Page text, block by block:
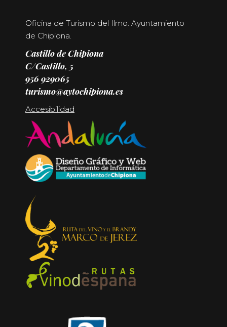
Oficina de Turismo del Ilmo. Ayuntamiento
de Chipiona.
Castillo de Chipiona
C/Castillo, 5
956 929065
turismo@aytochipiona.es
Accesibilidad